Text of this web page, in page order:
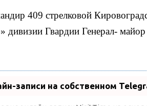
409 стрелковой
дивизии Гвардии Генерал-
записи на собственном